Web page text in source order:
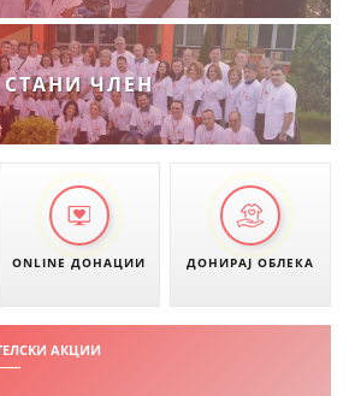
СТАНИ ЧЛЕН
ONLINE ДОНАЦИИ ДОНИРАЈ ОБЛЕКА
АКЦИИ